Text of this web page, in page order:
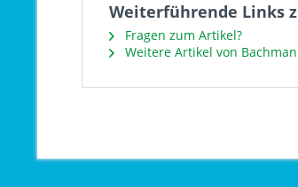
Weiterführende Links
Fragen zum Artikel?
Weitere Artikel von